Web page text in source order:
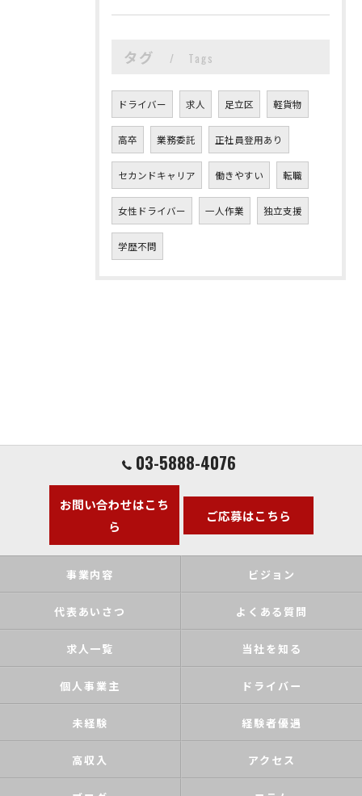
タグ Tags
ドライバー 求人 足立区 軽貨物
高卒 業務委託 正社員登用あり
セカンドキャリア 働きやすい 転職
女性ドライバー 一人作業 独立支援
学歴不問
03-5888-4076
お問い合わせはこち
ら
ご応募はこちら
事業内容 ビジョン
代表あいさつ よくある質問
求人一覧 当社を知る
個人事業主 ドライバー
未経験 経験者優遇
高収入 アクセス